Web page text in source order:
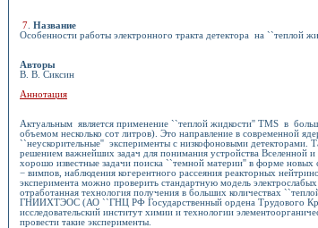
7 Название
Особенности работы электронного тракта детектора на ``теплой
Авторы
В. В. Сиксин
Аннотация
Актуальным является применение ``теплой жидкости'' TMS в
объемом несколько сот литров). Это направление в современной
``неускорительные'' эксперименты с низкофоновыми детекторами.
решением важнейших задач для понимания устройства Вселенной
хорошо известные задачи поиска ``темной материи'' в форме новых
− вимпов, наблюдения когерентного рассеяния реакторных
эксперимента можно проверить стандартную модель
отработанная технология получения в больших количествах
ГНИИХТЭОС (АО ``ГНЦ РФ Государственный ордена Трудового
исследовательский институт химии и технологии
провести такие эксперименты.